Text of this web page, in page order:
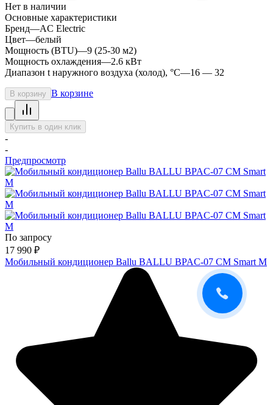
Нет в наличии
Основные характеристики
Бренд—AC Electric
Цвет—белый
Мощность (BTU)—9 (25-30 м2)
Мощность охлаждения—2.6 кВт
Диапазон t наружного воздуха (холод), °C—16 — 32
В корзину В корзине
Купить в один клик
-
-
Предпросмотр
По запросу
17 990 ₽
Мобильный кондиционер Ballu BALLU BPAC-07 CM Smart M